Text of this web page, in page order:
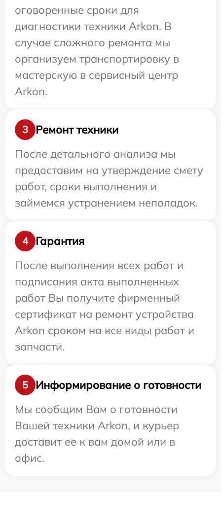
оговоренные сроки для
диагностики техники Arkon. В
случае сложного ремонта мы
организуем транспортировку в
мастерскую в сервисный центр
Arkon.
3
Ремонт техники
После детального анализа мы
предоставим на утверждение смету
работ, сроки выполнения и
займемся устранением неполадок.
4
Гарантия
После выполнения всех работ и
подписания акта выполненных
работ Вы получите фирменный
сертификат на ремонт устройства
Arkon сроком на все виды работ и
запчасти.
5
Информирование о готовности
Мы сообщим Вам о готовности
Вашей техники Arkon, и курьер
доставит ее к вам домой или в
офис.